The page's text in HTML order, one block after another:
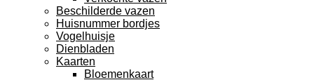
Beschilderde vazen
Huisnummer bordjes
Vogelhuisje
Dienbladen
Kaarten
Bloemenkaart